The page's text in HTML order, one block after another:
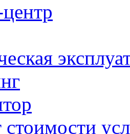
стоимости